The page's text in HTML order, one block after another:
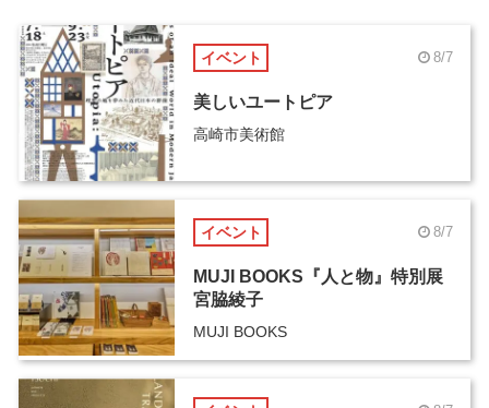
イベント 8/7
美しいユートピア
高崎市美術館
イベント 8/7
MUJI BOOKS『人と物』特別展
宮脇綾子
MUJI BOOKS